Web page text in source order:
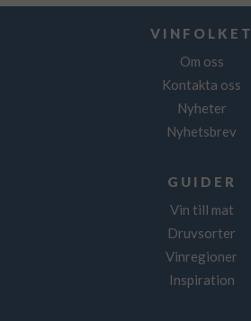
VINFOLKET
Om oss
Kontakta oss
Nyheter
Nyhetsbrev
GUIDER
Vin till mat
Druvsorter
Vinregioner
Inspiration